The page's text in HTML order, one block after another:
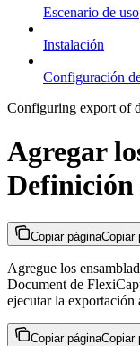
Escenario de uso
Instalación
Configuración
Configuring export of
Agregar
Definición
Copiar páginaCopiar
Agregue los
Document de
ejecutar la exportación
Copiar páginaCopiar